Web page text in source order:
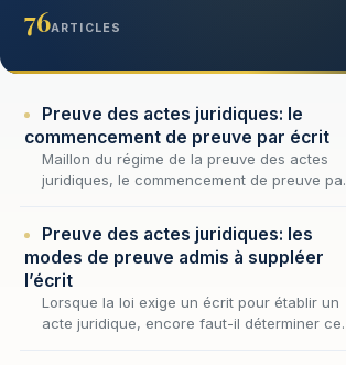
76ARTICLES
Preuve des actes juridiques: le
commencement de preuve par écrit
Maillon du régime de la preuve des actes
juridiques, le commencement de preuve par
pour les acte…
Preuve des actes juridiques: les
modes de preuve admis à suppléer
l’écrit
Lorsque la loi exige un écrit pour établir un
acte juridique, encore faut-il déterminer ce